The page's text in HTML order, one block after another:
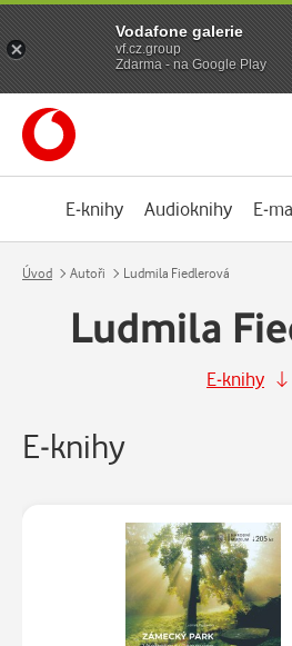
E-knihy Audioknihy E-
Úvod Autoři Ludmila Fiedlerová
Ludmila
E-knihy
E-knihy
Vodafone galerie
vf.cz.group
Zdarma - na Google Play